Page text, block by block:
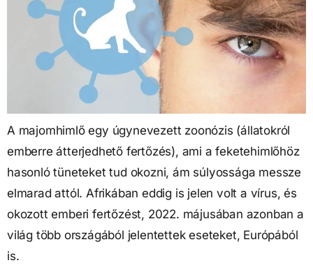
A majomhimlő egy úgynevezett zoonózis (állatokról
emberre átterjedhető fertőzés), ami a feketehimlőhöz
hasonló tüneteket tud okozni, ám súlyossága messze
elmarad attól. Afrikában eddig is jelen volt a vírus, és
okozott emberi fertőzést, 2022. májusában azonban a
világ több országából jelentettek eseteket, Európából
is.